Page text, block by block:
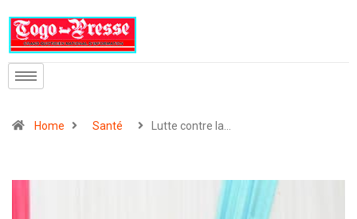
Home Santé Lutte contre la…